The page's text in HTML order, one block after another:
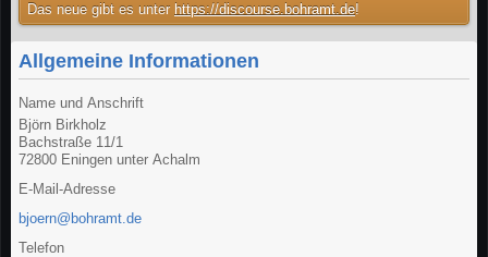
Das neue gibt es unter https://discourse.bohramt.de!
Allgemeine Informationen
Name und Anschrift
Björn Birkholz
Bachstraße 11/1
72800 Eningen unter Achalm
E-Mail-Adresse
bjoern@bohramt.de
Telefon